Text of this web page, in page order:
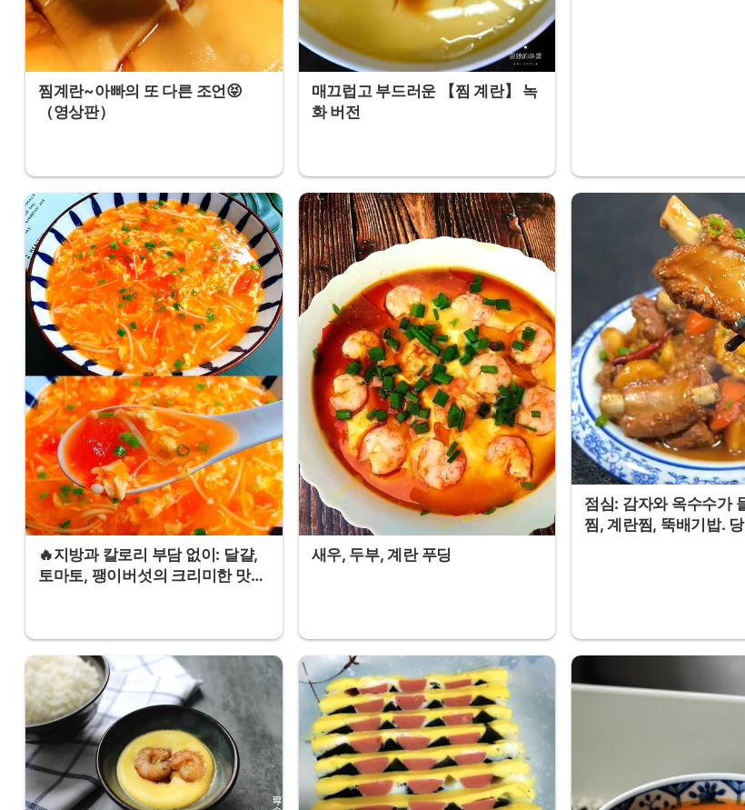
찜계란~아빠의 또 다른 조언😝
（영상판）
매끄럽고 부드러운 【찜 계란】 녹
화 버전
🔥지방과 칼로리 부담 없이: 달걀,
토마토, 팽이버섯의 크리미한 맛있
새우, 두부, 계란 푸딩
점심: 감자와 옥수수가
찜, 계란찜, 뚝배기밥.